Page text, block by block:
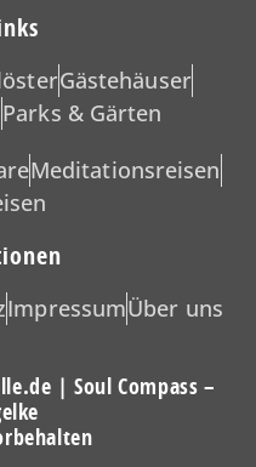
Gästehäuser
Parks & Gärten
Meditationsreisen
ImpressumÜber uns
| Soul Compass –